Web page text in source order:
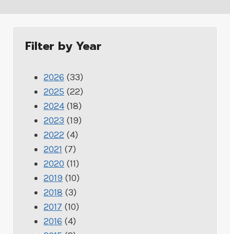
Filter by Year
2026 (33)
2025 (22)
2024 (18)
2023 (19)
2022 (4)
2021 (7)
2020 (11)
2019 (10)
2018 (3)
2017 (10)
2016 (4)